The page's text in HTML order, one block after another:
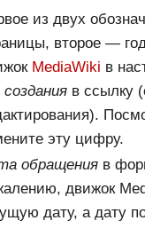
из двух
второе —
MediaWiki в
созданияв ссылку
эту цифру.
обращенияв
движок
дату, а дату